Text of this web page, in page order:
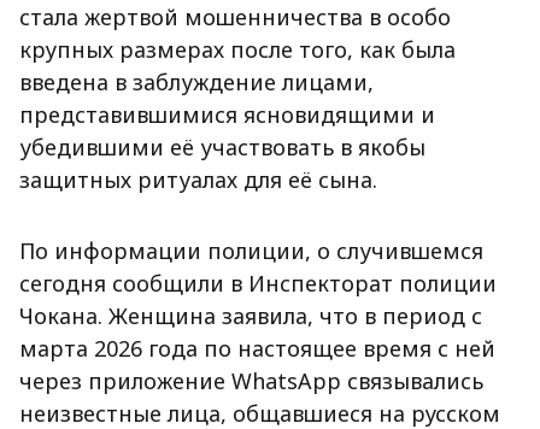
стала жертвой мошенничества в особо
крупных размерах после того, как была
введена в заблуждение лицами,
представившимися ясновидящими и
убедившими её участвовать в якобы
защитных ритуалах для её сына.
По информации полиции, о случившемся
сегодня сообщили в Инспекторат полиции
Чокана. Женщина заявила, что в период с
марта 2026 года по настоящее время с ней
через приложение WhatsApp связывались
неизвестные лица, общавшиеся на русском